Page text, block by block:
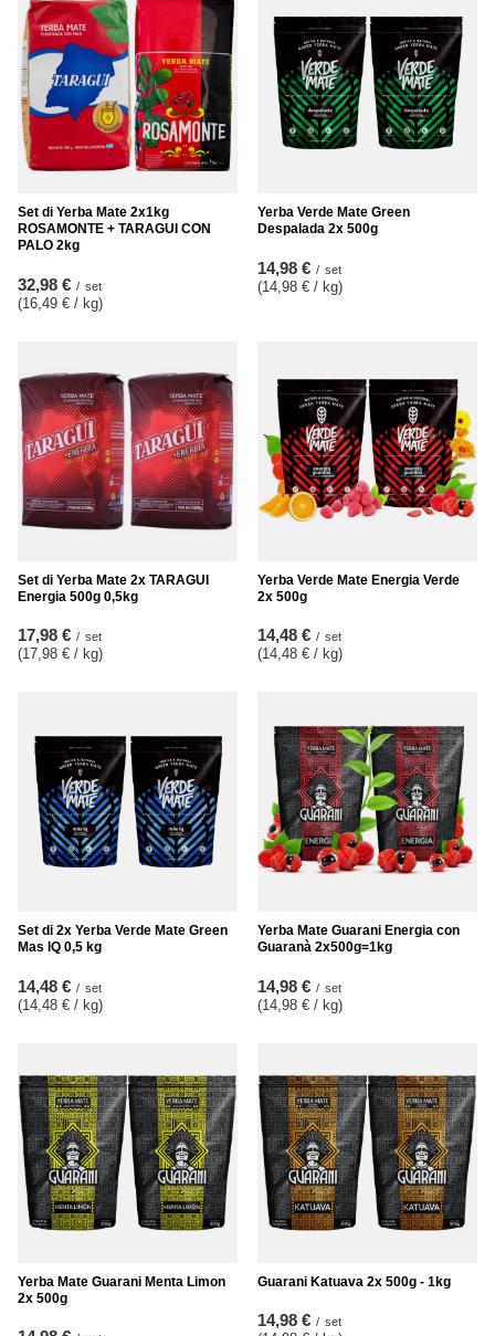
Set di Yerba Mate 2x1kg
ROSAMONTE + TARAGUI CON
PALO 2kg
32,98 € / set
(16,49 € / kg)
Yerba Verde Mate Green
Despalada 2x 500g
14,98 € / set
(14,98 € / kg)
Set di Yerba Mate 2x TARAGUI
Energia 500g 0,5kg
17,98 € / set
(17,98 € / kg)
Yerba Verde Mate Energia Verde
2x 500g
14,48 € / set
(14,48 € / kg)
Set di 2x Yerba Verde Mate Green
Mas IQ 0,5 kg
14,48 € / set
(14,48 € / kg)
Yerba Mate Guarani Energia con
Guaranà 2x500g=1kg
14,98 € / set
(14,98 € / kg)
Yerba Mate Guarani Menta Limon
2x 500g
Guarani Katuava 2x 500g - 1kg
14,98 € / set